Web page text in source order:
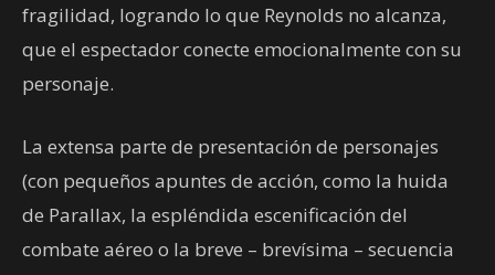
fragilidad, logrando lo que Reynolds no alcanza,
que el espectador conecte emocionalmente con su
personaje.
La extensa parte de presentación de personajes
(con pequeños apuntes de acción, como la huida
de Parallax, la espléndida escenificación del
combate aéreo o la breve – brevísima – secuencia